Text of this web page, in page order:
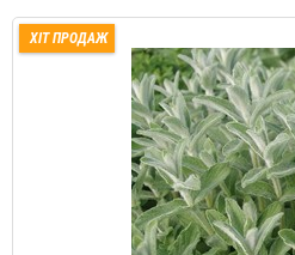
ХІТ ПРОДАЖ